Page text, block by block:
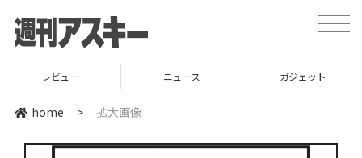
toggle
レビュー ニュース ガジェット
home > 拡大画像